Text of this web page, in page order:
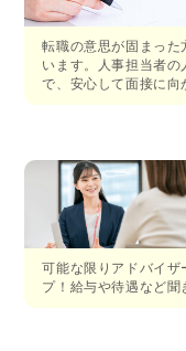
転職の意思が固まった
います。人事担当者
で、安心して面接に向
可能な限りアドバイザ
プ！給与や待遇など聞